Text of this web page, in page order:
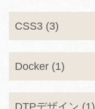
CSS3 (3)
Docker (1)